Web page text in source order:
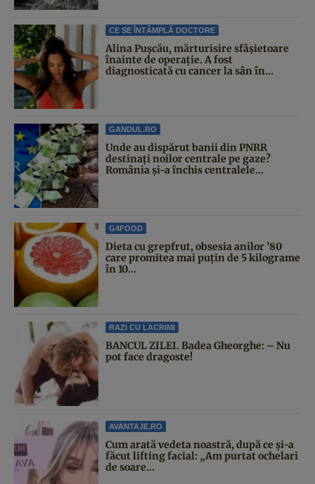
CE SE ÎNTÂMPLĂ DOCTORE
Alina Pușcău, mărturisire sfâșietoare
înainte de operație. A fost
diagnosticată cu cancer la sân în...
GANDUL.RO
Unde au dispărut banii din PNRR
destinați noilor centrale pe gaze?
România și-a închis centralele...
G4FOOD
Dieta cu grepfrut, obsesia anilor ’80
care promitea mai puțin de 5 kilograme
în 10...
RAZI CU LACRIMI
BANCUL ZILEI. Badea Gheorghe: – Nu
pot face dragoste!
AVANTAJE.RO
Cum arată vedeta noastră, după ce și-a
făcut lifting facial: „Am purtat ochelari
de soare...